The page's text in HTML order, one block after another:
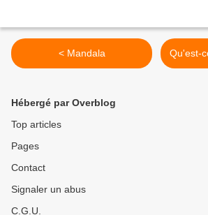
< Mandala
Hébergé par Overblog
Top articles
Pages
Contact
Signaler un abus
C.G.U.